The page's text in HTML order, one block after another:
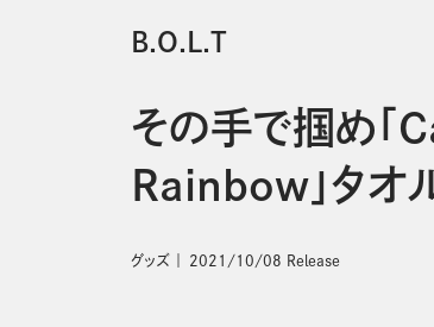
B.O.L.T
その手で掴め「
Rainbow」タオ
グッズ 2021/10/08 Release